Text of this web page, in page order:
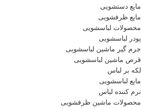
مایع دستشویی
مایع ظرفشویی
محصولات لباسشویی
پودر لباسشویی
جرم گیر ماشین لباسشویی
قرص ماشین لباسشویی
لکه بر لباس
مایع لباسشویی
نرم کننده لباس
محصولات ماشین ظرفشویی